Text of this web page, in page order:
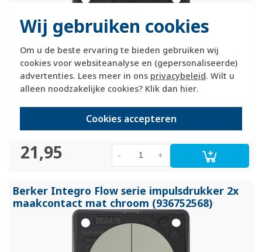
Wij gebruiken cookies
Om u de beste ervaring te bieden gebruiken wij
cookies voor websiteanalyse en (gepersonaliseerde)
advertenties. Lees meer in ons privacybeleid. Wilt u
alleen noodzakelijke cookies? Klik dan hier.
Cookies accepteren
Hager Berker impulsdrukker met 1 maakcontact. Serie:
Integro Flow, kleur: mat chroom. Geschikt voor (bad)meubels,
caravans of boten. Niet geschikt voor standaard
muurmontage in huis.Meer informatie »
Verwachte levertijd:
Huidige voorraad:
21,95 +
-
Berker Integro Flow serie impulsdrukker 2x
maakcontact mat chroom (936752568)